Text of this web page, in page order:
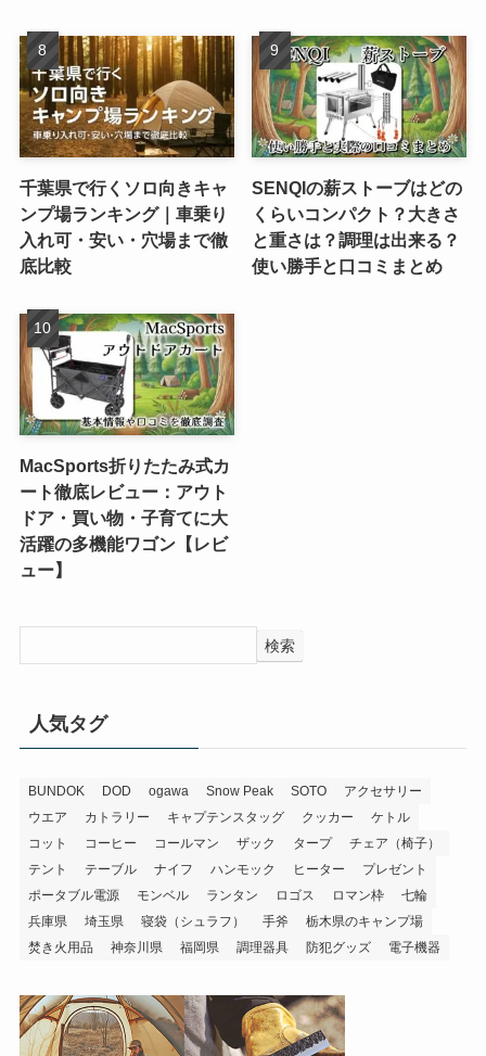
千葉県で行くソロ向きキャ
ンプ場ランキング｜車乗り
入れ可・安い・穴場まで徹
底比較
SENQIの薪ストーブはどの
くらいコンパクト？大きさ
と重さは？調理は出来る？
使い勝手と口コミまとめ
MacSports折りたたみ式カ
ート徹底レビュー：アウト
ドア・買い物・子育てに大
活躍の多機能ワゴン【レビ
ュー】
検索
人気タグ
BUNDOK DOD ogawa Snow Peak SOTO
アクセサリー
ウエア
カトラリー キャプテンスタッグ クッカー
ケトル
コット
コーヒー コールマン ザック タープ
チェア（椅子）
テント
テーブル ナイフ ハンモック ヒーター
プレゼント
ポータブル電源
モンベル ランタン ロゴス ロマン枠
七輪
兵庫県
埼玉県 寝袋（シュラフ） 手斧
栃木県のキャンプ場
焚き火用品
神奈川県 福岡県 調理器具 防犯グッズ 電子機器